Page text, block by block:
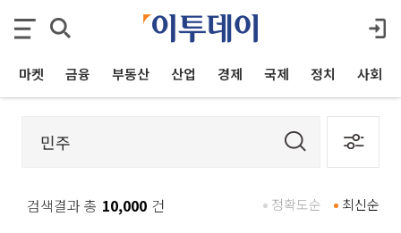
마켓 금융 부동산 산업 경제 국제 정치 사회
검색결과 총 10,000 건 최신순
정확도순